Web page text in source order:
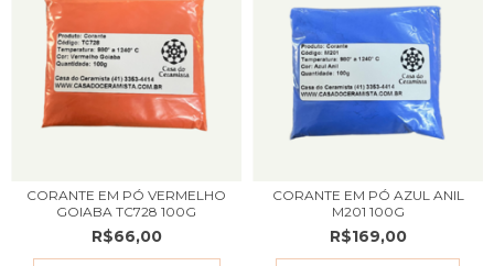
CORANTE EM PÓ VERMELHO
GOIABA TC728 100G
R$66,00
CORANTE EM PÓ AZUL ANIL
M201 100G
R$169,00